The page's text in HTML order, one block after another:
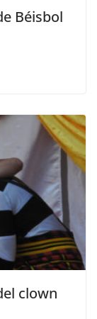
Béisbol
clown